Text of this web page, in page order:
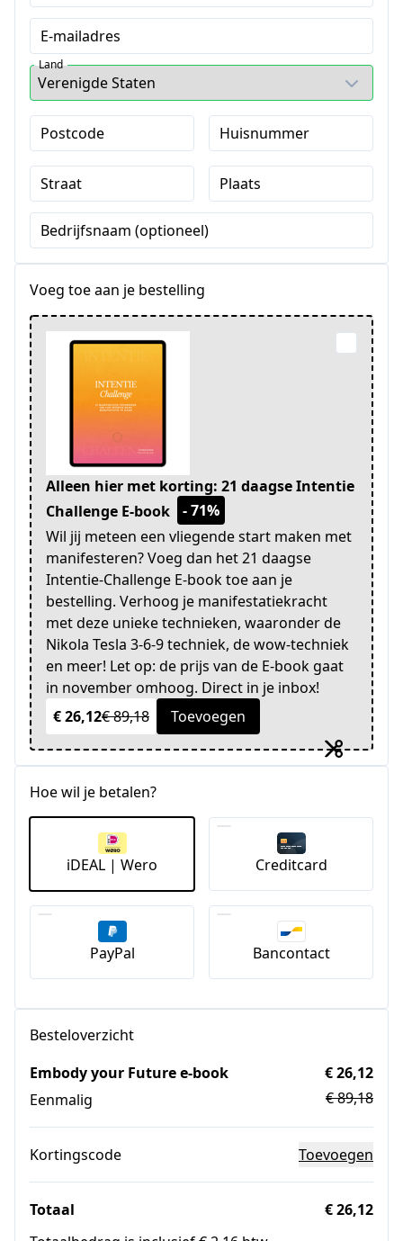
E-mailadres
Land
Postcode Huisnummer
Straat Plaats
Bedrijfsnaam (optioneel)
Voeg toe aan je bestelling
Alleen hier met korting: 21 daagse Intentie
Challenge E-book
- 71%
Wil jij meteen een vliegende start maken met
manifesteren? Voeg dan het 21 daagse
Intentie-Challenge E-book toe aan je
bestelling. Verhoog je manifestatiekracht
met deze unieke technieken, waaronder de
Nikola Tesla 3-6-9 techniek, de wow-techniek
en meer! Let op: de prijs van de E-book gaat
in november omhoog. Direct in je inbox!
€ 26,12€ 89,18 Toevoegen
Hoe wil je betalen?
iDEAL | Wero Creditcard
PayPal Bancontact
Besteloverzicht
Embody your Future e-book
Eenmalig
€ 26,12
€ 89,18
Kortingscode Toevoegen
Totaal
€ 26,12